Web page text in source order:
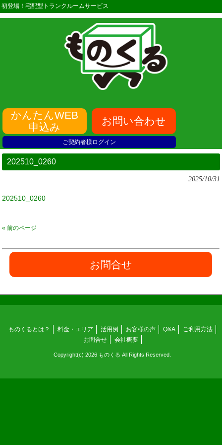
初登場！宅配型トランクルームサービス
かんたんWEB
申込み
お問い合わせ
ご契約者様ログイン
202510_0260
2025/10/31
202510_0260
« 前のページ
お問合せ
ものくるとは？ 料金・エリア 活用例 お客様の声 Q&A
ご利用方法
お問合せ
会社概要
Copyright(c) 2026 ものくる All Rights Reserved.